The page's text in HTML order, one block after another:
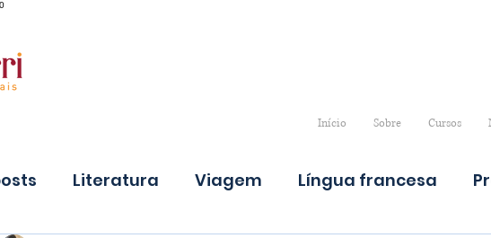
Início Sobre Cursos
Literatura Viagem Língua francesa